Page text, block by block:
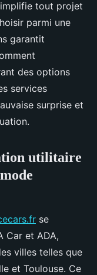
:
tout projet
parmi une
garantit
des options
services
surprise et
utilitaire
se
Car et ADA,
villes telles que
et Toulouse. Ce